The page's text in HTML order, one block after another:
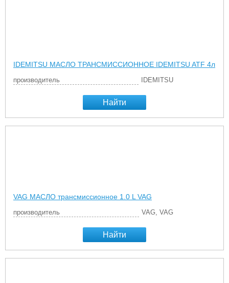
IDEMITSU МАСЛО ТРАНСМИССИОННОЕ IDEMITSU ATF 4л
производитель IDEMITSU
Найти
VAG МАСЛО трансмиссионное 1.0 L VAG
производитель VAG, VAG
Найти